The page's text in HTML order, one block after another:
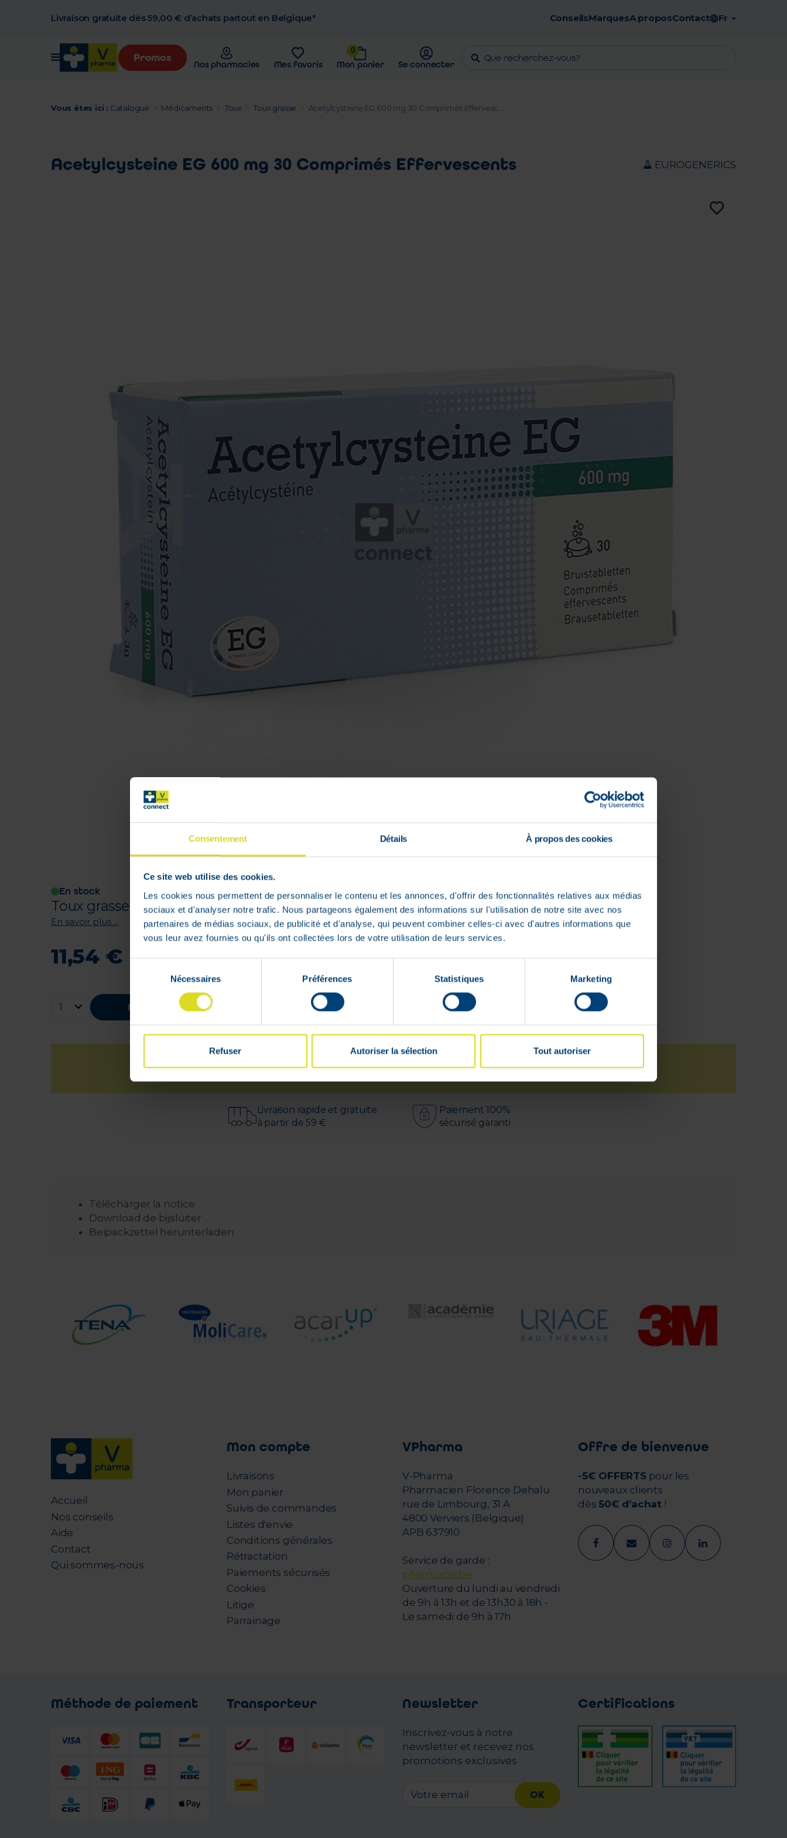
Consentement Détails À propos des cookies
Ce site web utilise des cookies.
Les cookies nous permettent de personnaliser le contenu et les annonces, d'offrir des fonctionnalités relatives aux médias
sociaux et d'analyser notre trafic. Nous partageons également des informations sur l'utilisation de notre site avec nos
partenaires de médias sociaux, de publicité et d'analyse, qui peuvent combiner celles-ci avec d'autres informations que
vous leur avez fournies ou qu'ils ont collectées lors de votre utilisation de leurs services.
consentement
Nécessaires Préférences Statistiques Marketing
Refuser Autoriser la sélection Tout autoriser
Livraison gratuite dès 59,00 € d’achats partout en Belgique* Retrait en pharmacie gratuit
ConseilsMarquesA proposContact Fr
Promos
Nos pharmacies Mes favoris
0
Mon panier Se connecter
Vous êtes ici : Catalogue Médicaments Toux Toux grasse Acetylcysteine EG 600 mg 30 Comprimés Effervesc...
Acetylcysteine EG 600 mg 30 Comprimés Effervescents EUROGENERICS
En stock
Toux grasse - Bronchite - Fluidifiant des sécrétions.
En savoir plus ...
11,54 €
Ajouter au panier
Livrable en24h
Livraison rapide et gratuite
à partir de 59 €
Paiement 100%
sécurisé garanti
Télécharger la notice
Download de bijsluiter
Beipackzettel herunterladen
Accueil
Nos conseils
Aide
Contact
Qui sommes-nous
Mon compte
Livraisons
Mon panier
Suivis de commandes
Listes d'envie
Conditions générales
Rétractation
Paiements sécurisés
Cookies
Litige
Parrainage
VPharma
V-Pharma
Pharmacien Florence Dehalu
rue de Limbourg, 31 A
4800 Verviers (Belgique)
APB 637910
Service de garde :
pharmacie.be
Ouverture du lundi au vendredi
de 9h à 13h et de 13h30 à 18h -
Le samedi de 9h à 17h
Offre de bienvenue
-5€ OFFERTSpour les
nouveaux clients
dès50€ d’achat !
Méthode de paiement Transporteur Newsletter
Inscrivez-vous à notre
newsletter et recevez nos
promotions exclusives
OK
Certifications